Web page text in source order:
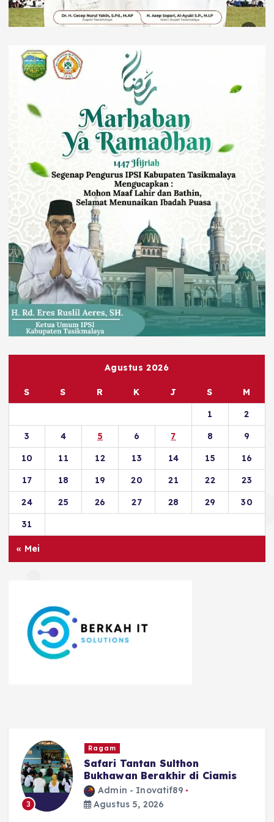
Agustus 2026
S S R K J S
M
1
2
3
4 5 6 7 8
9
10
11 12 13 14 15
16
17
18 19 20 21 22
23
24
25 26 27 28 29
30
31
« Mei
3
Ragam
Safari Tantan Sulthon
Bukhawan Berakhir di Ciamis
Admin - Inovatif89
Agustus 5, 2026